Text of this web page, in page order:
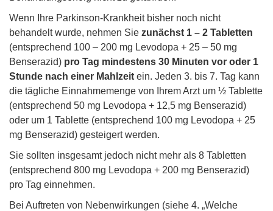
Wenn Ihre Parkinson-Krankheit bisher noch nicht
behandelt wurde, nehmen Sie zunächst 1 – 2 Tabletten
(entsprechend 100 – 200 mg Levodopa + 25 – 50 mg
Benserazid) pro Tag mindestens 30 Minuten vor oder 1
Stunde nach einer Mahlzeit ein. Jeden 3. bis 7. Tag kann
die tägliche Einnahmemenge von Ihrem Arzt um ½ Tablette
(entsprechend 50 mg Levodopa + 12,5 mg Benserazid)
oder um 1 Tablette (entsprechend 100 mg Levodopa + 25
mg Benserazid) gesteigert werden.
Sie sollten insgesamt jedoch nicht mehr als 8 Tabletten
(entsprechend 800 mg Levodopa + 200 mg Benserazid)
pro Tag einnehmen.
Bei Auftreten von Nebenwirkungen (siehe 4. „Welche